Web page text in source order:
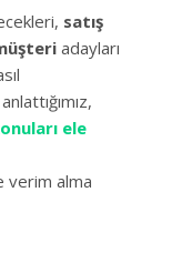
satış
adayları
ele
verim alma